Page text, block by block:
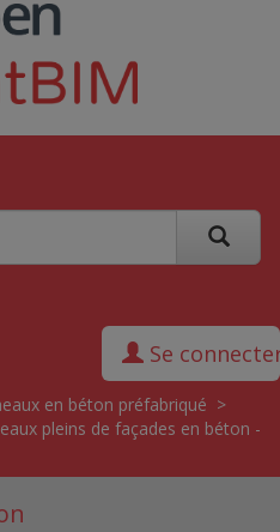
Se
en béton préfabriqué >
pleins de façades en béton -